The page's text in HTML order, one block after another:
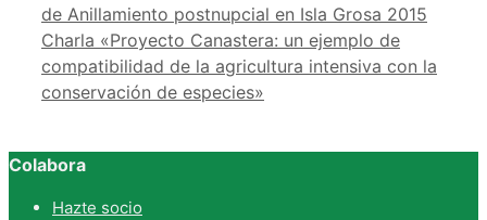
de Anillamiento postnupcial en Isla Grosa 2015
Charla «Proyecto Canastera: un ejemplo de
compatibilidad de la agricultura intensiva con la
conservación de especies»
Colabora
Hazte socio